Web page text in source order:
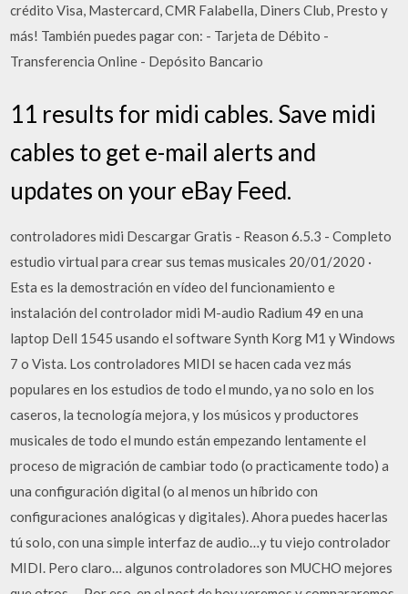
crédito Visa, Mastercard, CMR Falabella, Diners Club, Presto y
más! También puedes pagar con: - Tarjeta de Débito -
Transferencia Online - Depósito Bancario
11 results for midi cables. Save midi
cables to get e-mail alerts and
updates on your eBay Feed.
controladores midi Descargar Gratis - Reason 6.5.3 - Completo
estudio virtual para crear sus temas musicales 20/01/2020 ·
Esta es la demostración en vídeo del funcionamiento e
instalación del controlador midi M-audio Radium 49 en una
laptop Dell 1545 usando el software Synth Korg M1 y Windows
7 o Vista. Los controladores MIDI se hacen cada vez más
populares en los estudios de todo el mundo, ya no solo en los
caseros, la tecnología mejora, y los músicos y productores
musicales de todo el mundo están empezando lentamente el
proceso de migración de cambiar todo (o practicamente todo) a
una configuración digital (o al menos un híbrido con
configuraciones analógicas y digitales). Ahora puedes hacerlas
tú solo, con una simple interfaz de audio…y tu viejo controlador
MIDI. Pero claro… algunos controladores son MUCHO mejores